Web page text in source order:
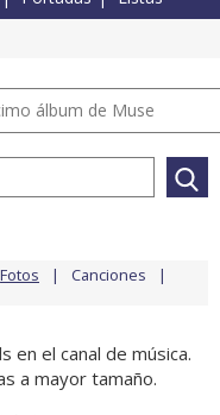
álbum de Muse
Fotos Canciones
en el canal de música.
a mayor tamaño.